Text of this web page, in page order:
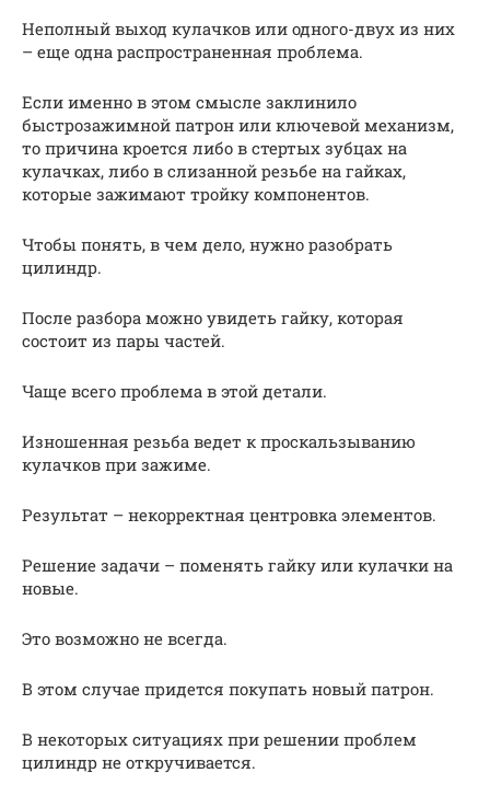
Неполный выход кулачков или одного-двух из них
– еще одна распространенная проблема.
Если именно в этом смысле заклинило
быстрозажимной патрон или ключевой механизм,
то причина кроется либо в стертых зубцах на
кулачках, либо в слизанной резьбе на гайках,
которые зажимают тройку компонентов.
Чтобы понять, в чем дело, нужно разобрать
цилиндр.
После разбора можно увидеть гайку, которая
состоит из пары частей.
Чаще всего проблема в этой детали.
Изношенная резьба ведет к проскальзыванию
кулачков при зажиме.
Результат – некорректная центровка элементов.
Решение задачи – поменять гайку или кулачки на
новые.
Это возможно не всегда.
В этом случае придется покупать новый патрон.
В некоторых ситуациях при решении проблем
цилиндр не откручивается.